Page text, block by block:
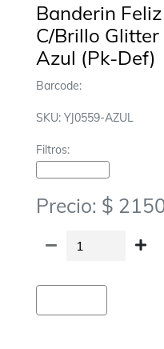
Banderin
C/Brillo
Azul (Pk-Def)
Barcode:
SKU: YJ0559-AZUL
Filtros:
Precio: $